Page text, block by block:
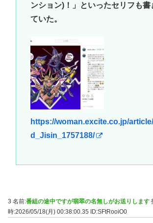
ンション)！」といったセリフも書
ていた。
https://woman.excite.co.jp/
d_Jisin_1757188/
3 名前:番組の途中ですが翡翠の名無しがお送りします
時:2026/05/18(月) 00:38:00.35
ID:SFtRooiO0